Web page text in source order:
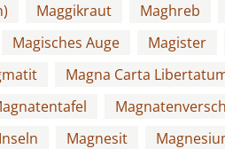
Maggikraut Maghreb
Magisches Auge Magister
Magna Carta
Magnesit